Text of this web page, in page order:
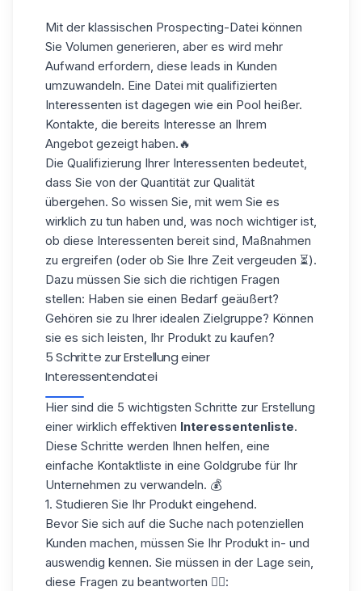
Mit der klassischen Prospecting-Datei können
Sie Volumen generieren, aber es wird mehr
Aufwand erfordern, diese leads in Kunden
umzuwandeln. Eine Datei mit qualifizierten
Interessenten ist dagegen wie ein Pool heißer.
Kontakte, die bereits Interesse an Ihrem
Angebot gezeigt haben.🔥
Die Qualifizierung Ihrer Interessenten bedeutet,
dass Sie von der Quantität zur Qualität
übergehen. So wissen Sie, mit wem Sie es
wirklich zu tun haben und, was noch wichtiger ist,
ob diese Interessenten bereit sind, Maßnahmen
zu ergreifen (oder ob Sie Ihre Zeit vergeuden ⏳).
Dazu müssen Sie sich die richtigen Fragen
stellen: Haben sie einen Bedarf geäußert?
Gehören sie zu Ihrer idealen Zielgruppe? Können
sie es sich leisten, Ihr Produkt zu kaufen?
5 Schritte zur Erstellung einer
Interessentendatei
Hier sind die 5 wichtigsten Schritte zur Erstellung
einer wirklich effektiven Interessentenliste.
Diese Schritte werden Ihnen helfen, eine
einfache Kontaktliste in eine Goldgrube für Ihr
Unternehmen zu verwandeln. 💰
1. Studieren Sie Ihr Produkt eingehend.
Bevor Sie sich auf die Suche nach potenziellen
Kunden machen, müssen Sie Ihr Produkt in- und
auswendig kennen. Sie müssen in der Lage sein,
diese Fragen zu beantworten 👇🏻: